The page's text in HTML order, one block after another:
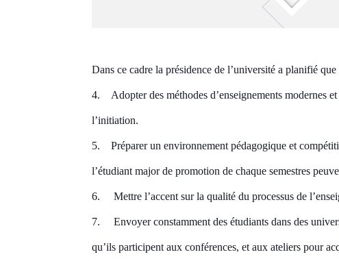
Dans ce cadre la présidence de l’université a planifié que
4. Adopter des méthodes d’enseignements modernes
l’initiation.
5. Préparer un environnementpédagogique et
l’étudiant major de promotion de chaque semestres
6. Mettre l’accent sur la qualité du processus de
7. Envoyer constamment des étudiants dans des
qu’ils participent aux conférences, et aux ateliers pour